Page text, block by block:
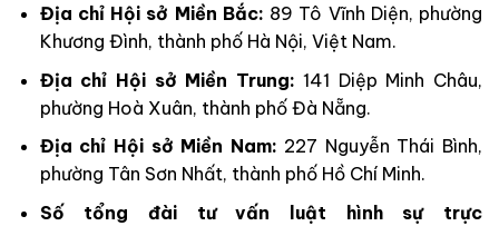
Địa chỉ Hội sở Miền Bắc: 89 Tô Vĩnh Diện, phường
Khương Đình, thành phố Hà Nội, Việt Nam.
Địa chỉ Hội sở Miền Trung: 141 Diệp Minh Châu,
phường Hoà Xuân, thành phố Đà Nẵng.
Địa chỉ Hội sở Miền Nam: 227 Nguyễn Thái Bình,
phường Tân Sơn Nhất, thành phố Hồ Chí Minh.
Số tổng đài tư vấn luật hình sự trực